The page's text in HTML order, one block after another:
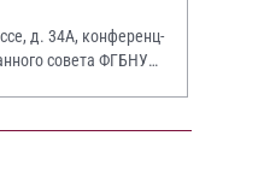
д. 34А, конференц-
совета ФГБНУ